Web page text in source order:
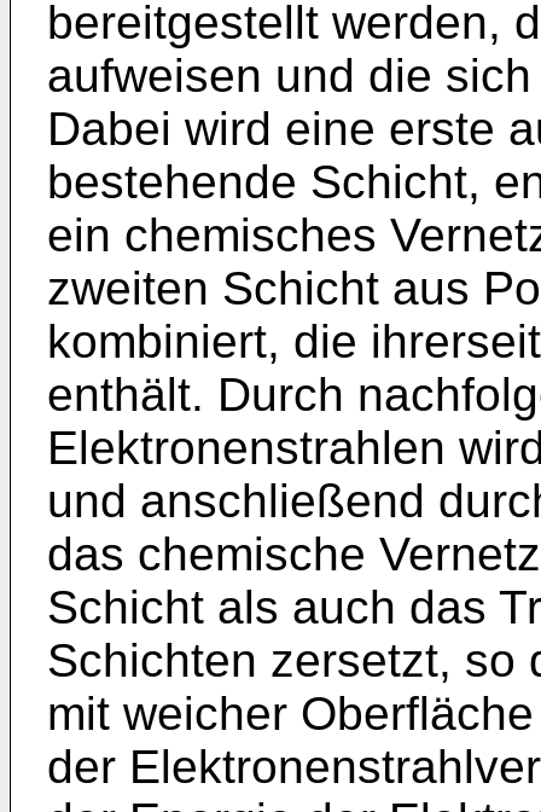
bereitgestellt werden,
aufweisen und die
Dabei wird eine erste
bestehende Schicht,
ein chemisches
zweiten Schicht aus
kombiniert, die
enthält. Durch
Elektronenstrahlen
und anschließend
das chemische
Schicht als auch das
Schichten zersetzt, so
mit weicher
der